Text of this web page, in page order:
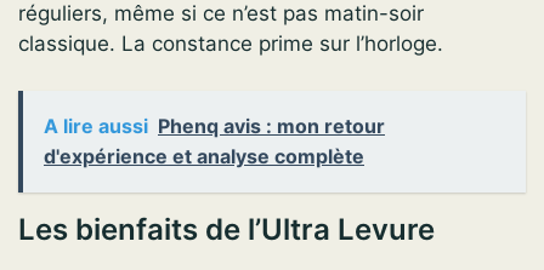
réguliers, même si ce n’est pas matin-soir
classique. La constance prime sur l’horloge.
A lire aussi Phenq avis : mon retour
d'expérience et analyse complète
Les bienfaits de l’Ultra Levure